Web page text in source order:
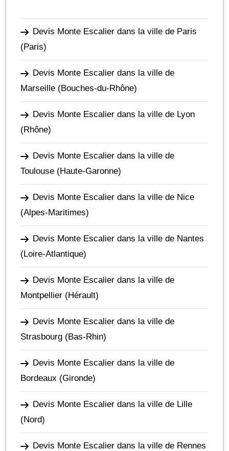
Devis Monte Escalier dans la ville de Paris
(Paris)
Devis Monte Escalier dans la ville de
Marseille (Bouches-du-Rhône)
Devis Monte Escalier dans la ville de Lyon
(Rhône)
Devis Monte Escalier dans la ville de
Toulouse (Haute-Garonne)
Devis Monte Escalier dans la ville de Nice
(Alpes-Maritimes)
Devis Monte Escalier dans la ville de Nantes
(Loire-Atlantique)
Devis Monte Escalier dans la ville de
Montpellier (Hérault)
Devis Monte Escalier dans la ville de
Strasbourg (Bas-Rhin)
Devis Monte Escalier dans la ville de
Bordeaux (Gironde)
Devis Monte Escalier dans la ville de Lille
(Nord)
Devis Monte Escalier dans la ville de Rennes